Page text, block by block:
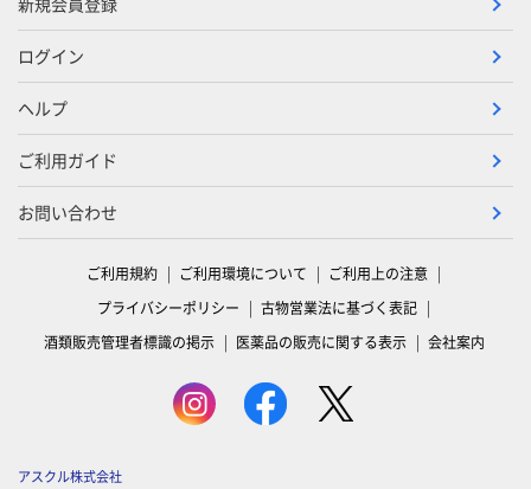
ログイン
ヘルプ
ご利用ガイド
お問い合わせ
ご利用規約 ご利用環境について
ご利用上の注意
プライバシーポリシー
古物営業法に基づく表記
酒類販売管理者標識の掲示
医薬品の販売に関する表示 会社案内
アスクル株式会社